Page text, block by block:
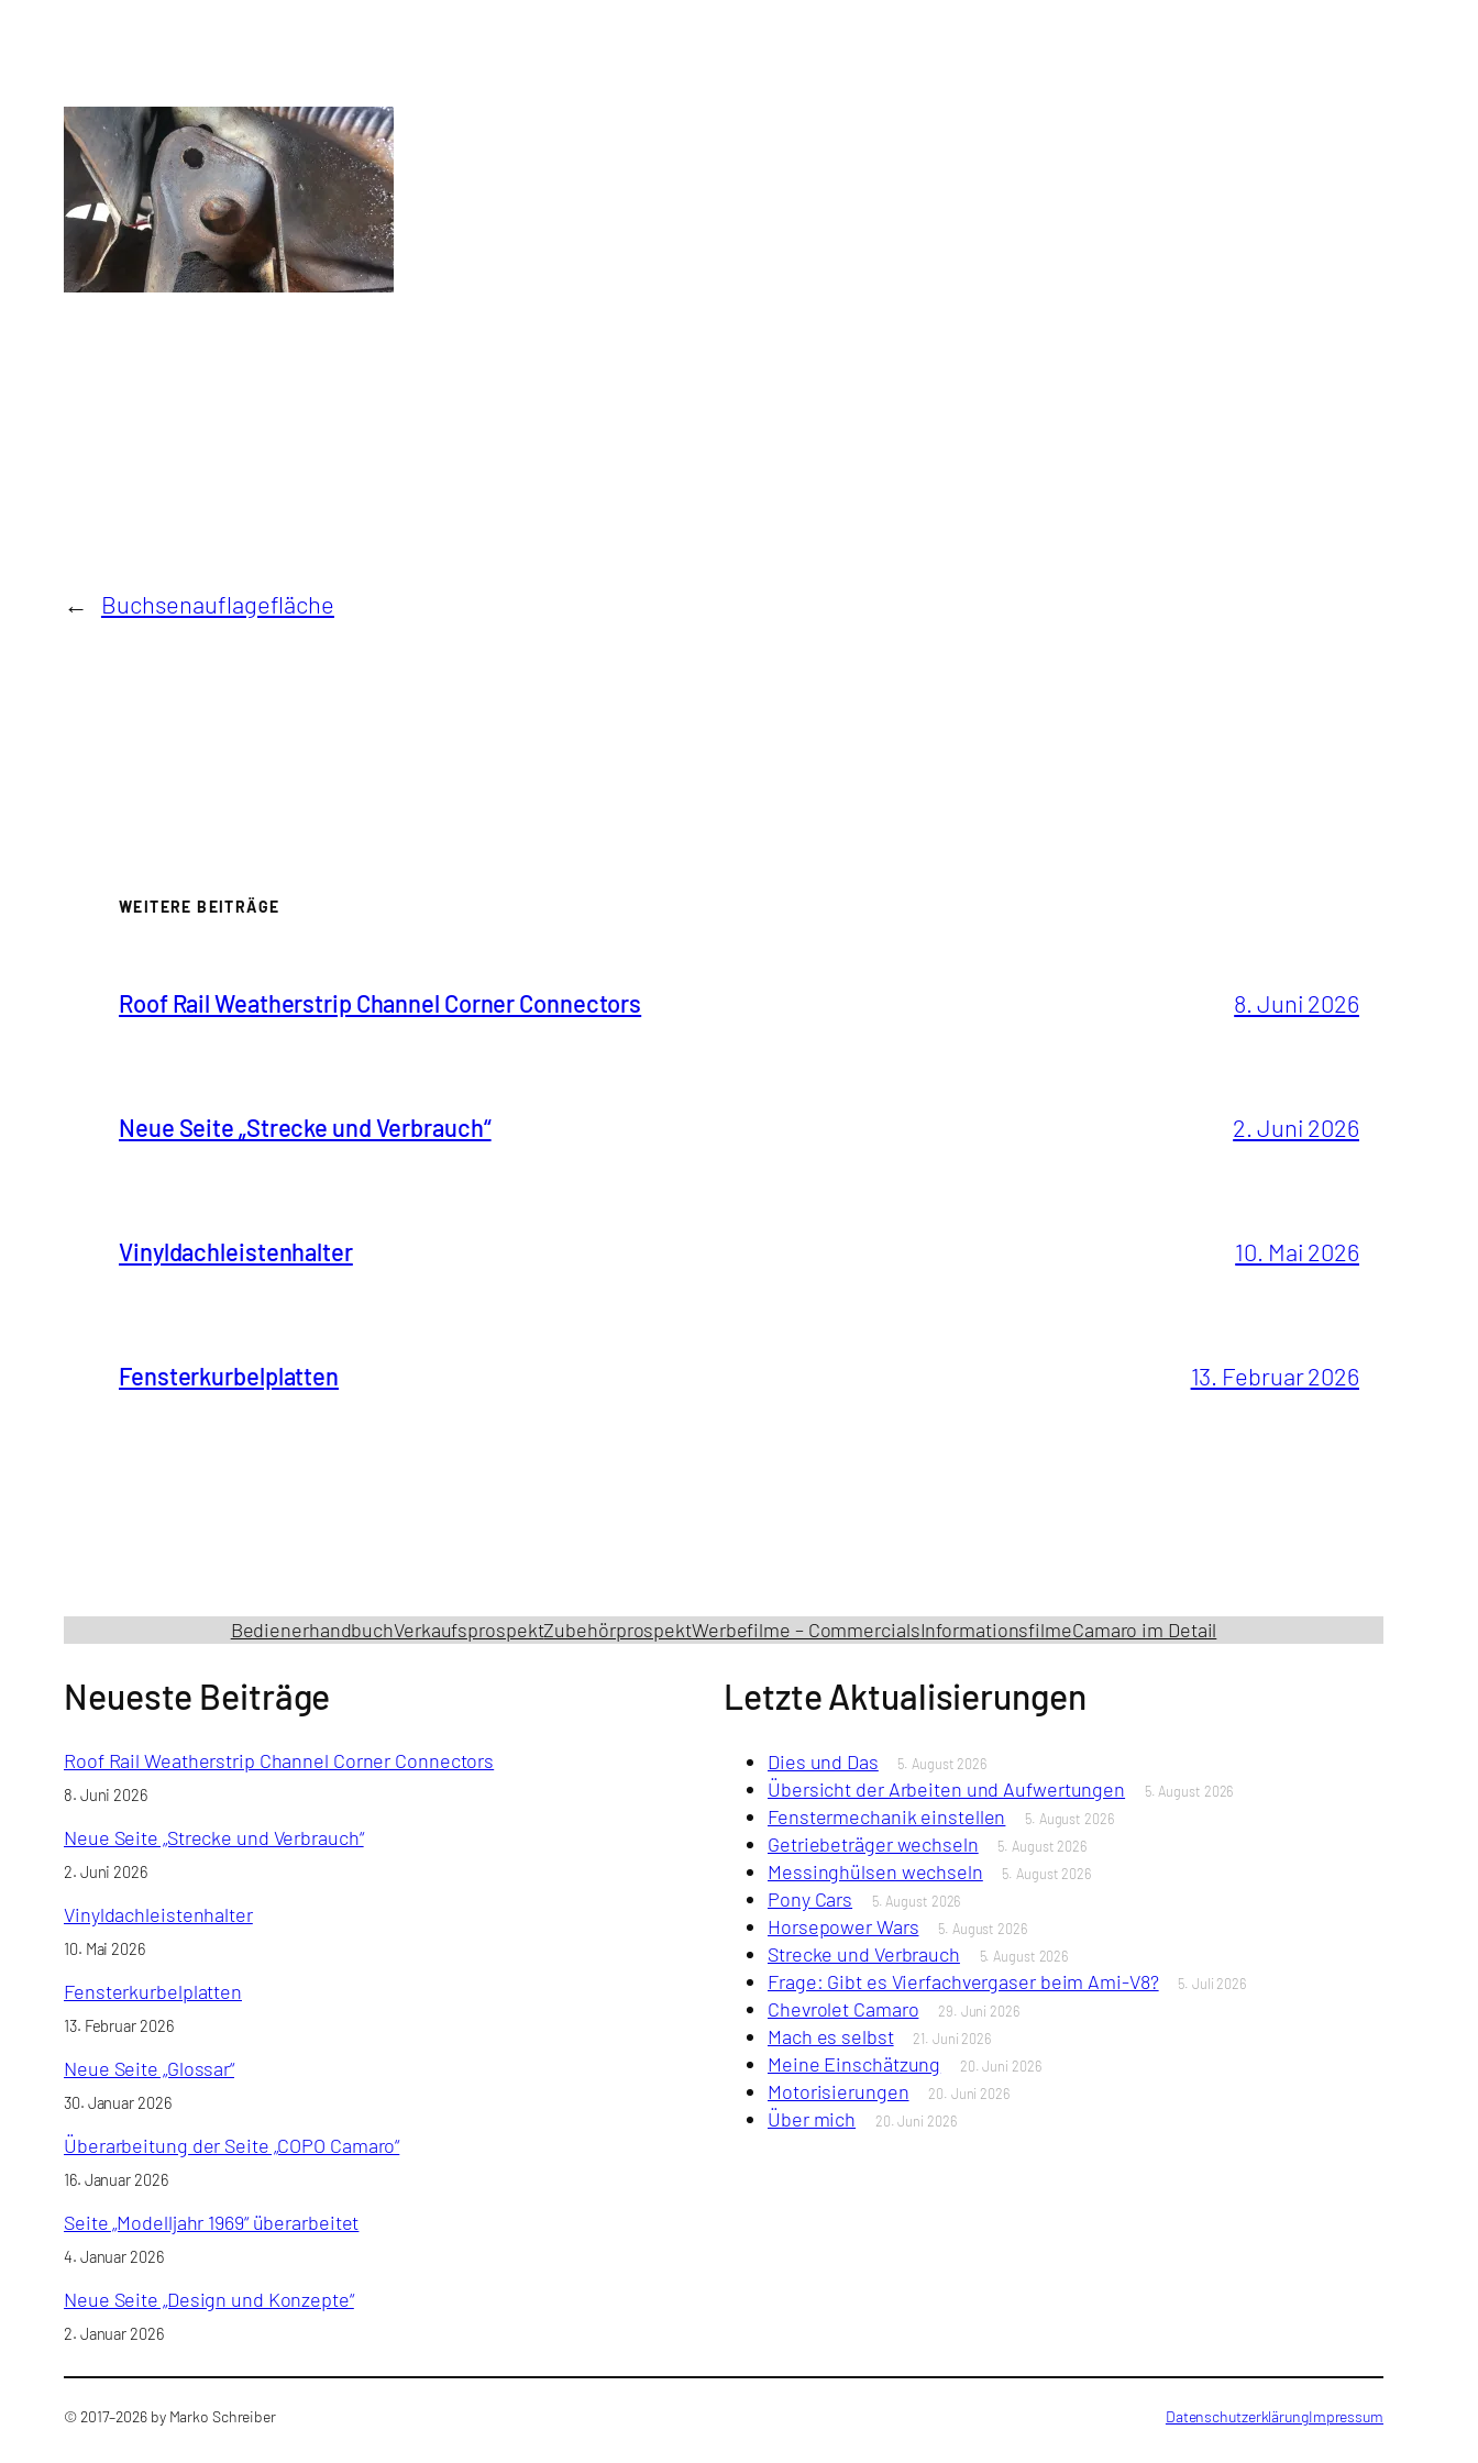
← Buchsenauflagefläche
WEITERE BEITRÄGE
Roof Rail Weatherstrip Channel Corner Connectors 8. Juni 2026
Neue Seite „Strecke und Verbrauch“ 2. Juni 2026
Vinyldachleistenhalter 10. Mai 2026
Fensterkurbelplatten 13. Februar 2026
BedienerhandbuchVerkaufsprospektZubehörprospektWerbefilme – CommercialsInformationsfilmeCamaro im Detail
Neueste Beiträge
Roof Rail Weatherstrip Channel Corner Connectors
8. Juni 2026
Neue Seite „Strecke und Verbrauch“
2. Juni 2026
Vinyldachleistenhalter
10. Mai 2026
Fensterkurbelplatten
13. Februar 2026
Neue Seite „Glossar“
30. Januar 2026
Überarbeitung der Seite „COPO Camaro“
16. Januar 2026
Seite „Modelljahr 1969“ überarbeitet
4. Januar 2026
Neue Seite „Design und Konzepte“
2. Januar 2026
Letzte Aktualisierungen
Dies und Das 5. August 2026
Übersicht der Arbeiten und Aufwertungen 5. August 2026
Fenstermechanik einstellen 5. August 2026
Getriebeträger wechseln 5. August 2026
Messinghülsen wechseln 5. August 2026
Pony Cars 5. August 2026
Horsepower Wars 5. August 2026
Strecke und Verbrauch 5. August 2026
Frage: Gibt es Vierfachvergaser beim Ami-V8? 5. Juli 2026
Chevrolet Camaro 29. Juni 2026
Mach es selbst 21. Juni 2026
Meine Einschätzung 20. Juni 2026
Motorisierungen 20. Juni 2026
Über mich 20. Juni 2026
© 2017–2026 by Marko Schreiber DatenschutzerklärungImpressum